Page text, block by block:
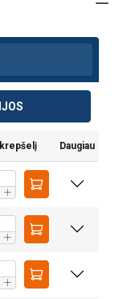
Daugiau